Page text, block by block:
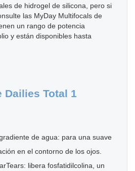
de hidrogel de silicona, pero si
las MyDay Multifocals de
un rango de potencia
y están disponibles hasta
Dailies Total 1
de agua: para una suave
en el contorno de los ojos.
libera fosfatidilcolina, un